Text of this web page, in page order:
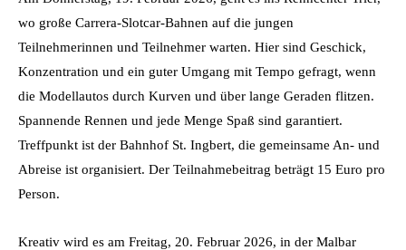
wo große Carrera-Slotcar-Bahnen auf die jungen
Teilnehmerinnen und Teilnehmer warten. Hier sind Geschick,
Konzentration und ein guter Umgang mit Tempo gefragt, wenn
die Modellautos durch Kurven und über lange Geraden flitzen.
Spannende Rennen und jede Menge Spaß sind garantiert.
Treffpunkt ist der Bahnhof St. Ingbert, die gemeinsame An- und
Abreise ist organisiert. Der Teilnahmebeitrag beträgt 15 Euro pro
Person.
Kreativ wird es am Freitag, 20. Februar 2026, in der Malbar